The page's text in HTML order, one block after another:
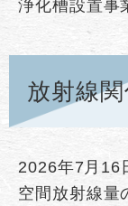
浄化槽設置事
放射線
2026年7月16
空間放射線量